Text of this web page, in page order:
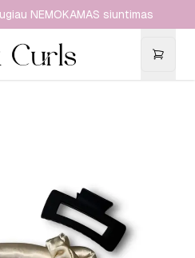
NEMOKAMAS siuntimas